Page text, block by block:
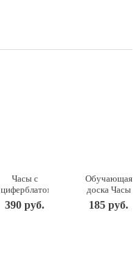
Часы с
циферблатом
под
роспись –
390 руб.
Обучающая
доска Часы
IG0014
Мастер
185 руб.